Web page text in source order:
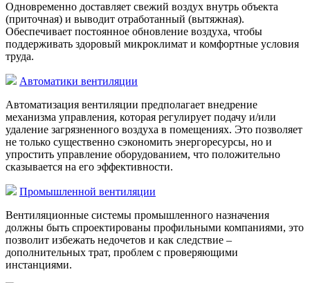
Одновременно доставляет свежий воздух внутрь объекта
(приточная) и выводит отработанный (вытяжная).
Обеспечивает постоянное обновление воздуха, чтобы
поддерживать здоровый микроклимат и комфортные условия
труда.
Автоматики вентиляции
Автоматизация вентиляции предполагает внедрение
механизма управления, которая регулирует подачу и/или
удаление загрязненного воздуха в помещениях. Это позволяет
не только существенно сэкономить энергоресурсы, но и
упростить управление оборудованием, что положительно
сказывается на его эффективности.
Промышленной вентиляции
Вентиляционные системы промышленного назначения
должны быть спроектированы профильными компаниями, это
позволит избежать недочетов и как следствие –
дополнительных трат, проблем с проверяющими
инстанциями.